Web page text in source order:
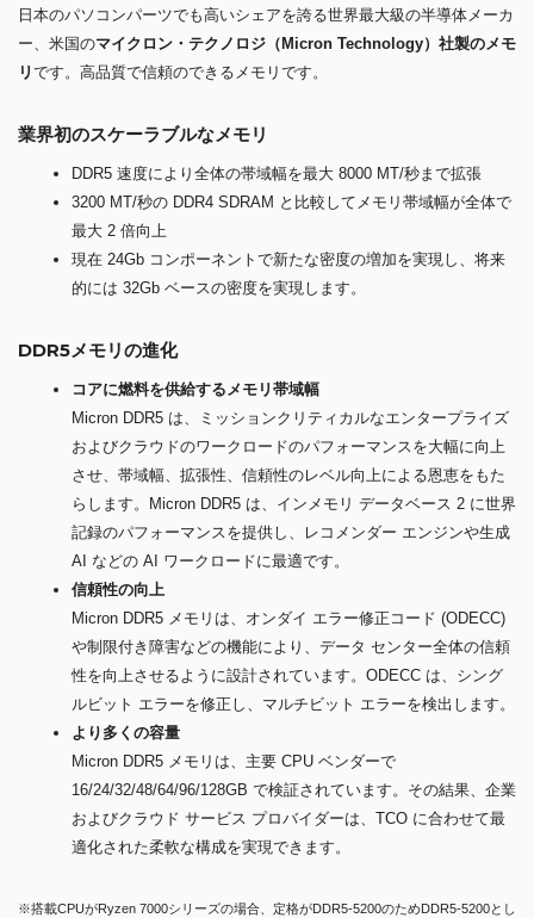
日本のパソコンパーツでも高いシェアを誇る世界最大級の半導体メーカ
ー、米国のマイクロン・テクノロジ（Micron Technology）社製のメモ
リです。高品質で信頼のできるメモリです。
業界初のスケーラブルなメモリ
DDR5 速度により全体の帯域幅を最大 8000 MT/秒まで拡張
3200 MT/秒の DDR4 SDRAM と比較してメモリ帯域幅が全体で
最大 2 倍向上
現在 24Gb コンポーネントで新たな密度の増加を実現し、将来
的には 32Gb ベースの密度を実現します。
DDR5メモリの進化
コアに燃料を供給するメモリ帯域幅
Micron DDR5 は、ミッションクリティカルなエンタープライズ
およびクラウドのワークロードのパフォーマンスを大幅に向上
させ、帯域幅、拡張性、信頼性のレベル向上による恩恵をもた
らします。Micron DDR5 は、インメモリ データベース 2 に世界
記録のパフォーマンスを提供し、レコメンダー エンジンや生成
AI などの AI ワークロードに最適です。
信頼性の向上
Micron DDR5 メモリは、オンダイ エラー修正コード (ODECC)
や制限付き障害などの機能により、データ センター全体の信頼
性を向上させるように設計されています。ODECC は、シング
ルビット エラーを修正し、マルチビット エラーを検出します。
より多くの容量
Micron DDR5 メモリは、主要 CPU ベンダーで
16/24/32/48/64/96/128GB で検証されています。その結果、企業
およびクラウド サービス プロバイダーは、TCO に合わせて最
適化された柔軟な構成を実現できます。
※搭載CPUがRyzen 7000シリーズの場合、定格がDDR5-5200のためDDR5-5200とし